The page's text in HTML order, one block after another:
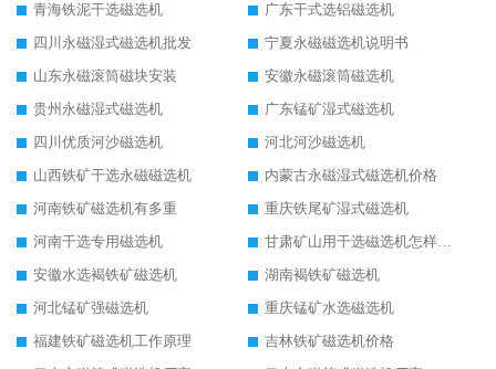
青海铁泥干选磁选机
广东干式选铝磁选机
四川永磁湿式磁选机批发
宁夏永磁磁选机说明书
山东永磁滚筒磁块安装
安徽永磁滚筒磁选机
贵州永磁湿式磁选机
广东锰矿湿式磁选机
四川优质河沙磁选机
河北河沙磁选机
山西铁矿干选永磁磁选机
内蒙古永磁湿式磁选机价格
河南铁矿磁选机有多重
重庆铁尾矿湿式磁选机
河南干选专用磁选机
甘肃矿山用干选磁选机怎样调磁
安徽水选褐铁矿磁选机
湖南褐铁矿磁选机
河北锰矿强磁选机
重庆锰矿水选磁选机
福建铁矿磁选机工作原理
吉林铁矿磁选机价格